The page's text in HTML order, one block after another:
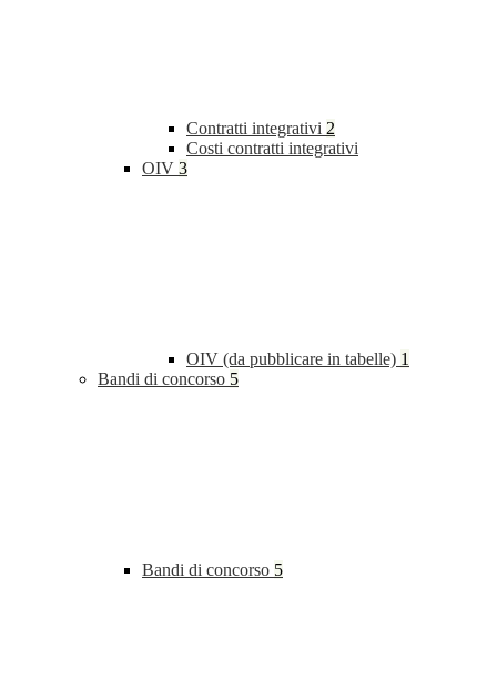
Contratti integrativi 2
Costi contratti integrativi
OIV 3
OIV (da pubblicare in tabelle) 1
Bandi di concorso 5
Bandi di concorso 5